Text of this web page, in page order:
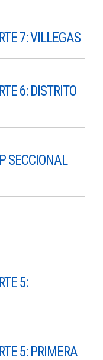
7: VILLEGAS
6: DISTRITO
SECCIONAL
5:
5: PRIMERA